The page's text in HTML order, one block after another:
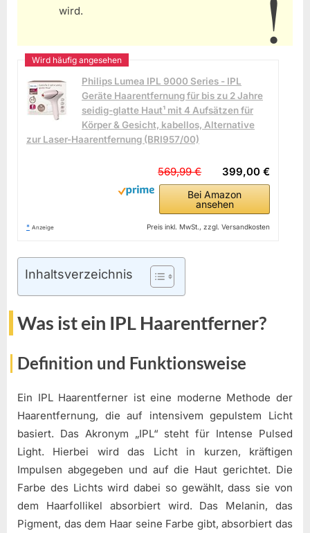
wird.
Philips Lumea IPL 9000 Series - IPL
Geräte Haarentfernung für bis zu 2 Jahre
seidig-glatte Haut¹ mit 4 Aufsätzen für
Körper & Gesicht, kabellos, Alternative
zur Laser-Haarentfernung (BRI957/00)
399,00 €
569,99 €
Bei Amazon
ansehen
* Anzeige Preis inkl. MwSt., zzgl. Versandkosten
Inhaltsverzeichnis
Was ist ein IPL Haarentferner?
Definition und Funktionsweise
Ein IPL Haarentferner ist eine moderne Methode der
Haarentfernung, die auf intensivem gepulstem Licht
basiert. Das Akronym „IPL“ steht für Intense Pulsed
Light. Hierbei wird das Licht in kurzen, kräftigen
Impulsen abgegeben und auf die Haut gerichtet. Die
Farbe des Lichts wird dabei so gewählt, dass sie von
dem Haarfollikel absorbiert wird. Das Melanin, das
Pigment, das dem Haar seine Farbe gibt, absorbiert das